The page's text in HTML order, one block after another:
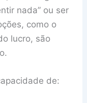
nada” ou ser
como o
lucro, são
de: